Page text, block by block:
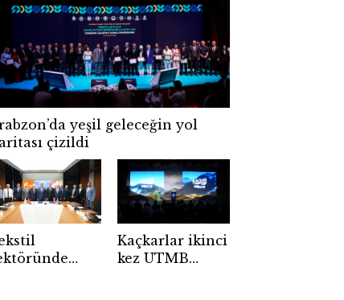
seçildi
kaynak hamlesi
yeşil geleceğin yol
çizildi
Kaçkarlar ikinci
kez UTMB